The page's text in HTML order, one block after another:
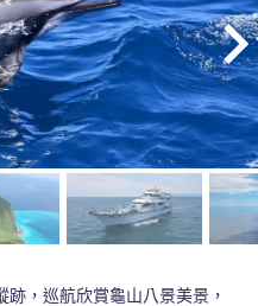
，巡航欣賞龜山八景美景，